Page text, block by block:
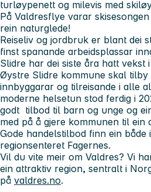
turløypenett og milevis med
På Valdresflye varar
rein naturglede!
Reiseliv og jordbruk er blant dei
finst spanande arbeidsplassar
Slidre har dei siste åra hatt vekst
Øystre Slidre kommune skal tilby
innbyggarar og tilreisande i alle
moderne helsetun stod ferdig i
godt tilbod til barn og unge og
med på å gjere kommunen til ein
Gode handelstilbod finn ein
regionsenteret Fagernes.
Vil du vite meir om Valdres? Vi
ein attraktiv region, sentralt i
på valdres.no.